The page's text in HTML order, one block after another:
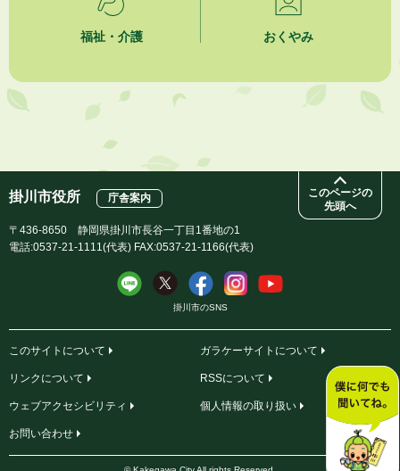
福祉・介護 おくやみ
このページの
先頭へ
掛川市役所 庁舎案内
〒436-8650 静岡県掛川市長谷一丁目1番地の1
電話:0537-21-1111(代表) FAX:0537-21-1166(代表)
掛川市のSNS
このサイトについて ガラケーサイトについて
リンクについて RSSについて
ウェブアクセシビリティ 個人情報の取り扱い
お問い合わせ